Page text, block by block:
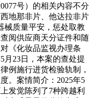
号）的相关内容不分
地那非片、他达拉非片
械质量平安，惩处取教
阅供应商天分证件和随
《化妆品监视办理条
月23日，本案的查处提
例施行进货检验轨制，
。案情简介：2025年5
发觉陈列了7种跨越利